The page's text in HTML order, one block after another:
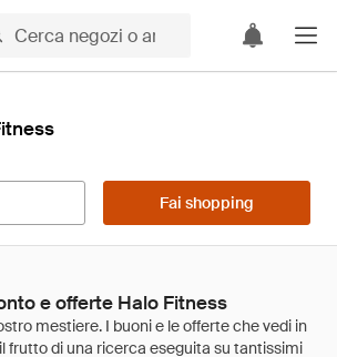
Fai shopping
e offerte Halo Fitness